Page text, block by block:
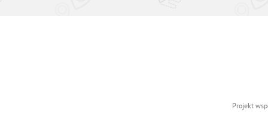
Projekt